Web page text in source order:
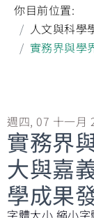
你目前位置:
人文與科學
實務界與學
週四, 07 十一月
實務界
大與嘉
學成果
字體大小 縮小字